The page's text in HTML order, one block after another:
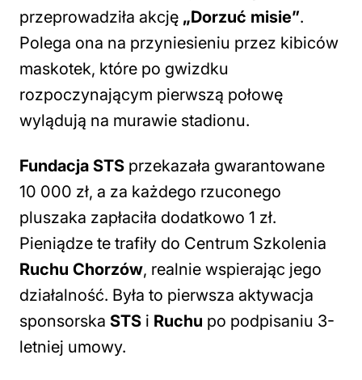
przeprowadziła akcję „Dorzuć misie”.
Polega ona na przyniesieniu przez kibiców
maskotek, które po gwizdku
rozpoczynającym pierwszą połowę
wylądują na murawie stadionu.
Fundacja STS przekazała gwarantowane
10 000 zł, a za każdego rzuconego
pluszaka zapłaciła dodatkowo 1 zł.
Pieniądze te trafiły do Centrum Szkolenia
Ruchu Chorzów, realnie wspierając jego
działalność. Była to pierwsza aktywacja
sponsorska STS i Ruchu po podpisaniu 3-
letniej umowy.